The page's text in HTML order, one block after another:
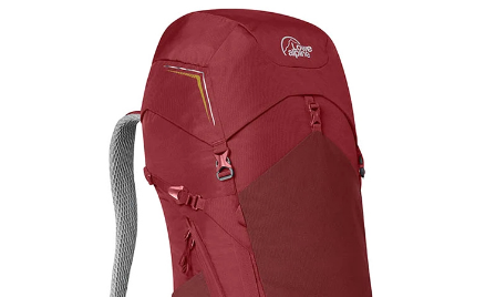
2.透過簡訊連結打開帳單後，可選擇「超商條碼／台灣大直營門市／銀行轉
帳／街口支付／iPASS MONEY」等通路繳費。
1.本服務係由「台灣大哥大股份有限公司」（以下簡稱本公司）所提供，讓
用戶於交易時，得透過本服務購買商品或服務，並由商店將買賣／分期付款
買賣價金債權讓與本公司後，依約使用本公司帳單繳交帳款。
2.基於同意付款使用「大哥付你分期」之契約關係目的，商店將以您的個人
資料（包含姓名、電話或地址）提供予台灣大哥大進項蒐集、處理及利用，
由本公司與您本人進行分期帳單所需資料之確認、核對及更正。
3.完整用戶服務條款，請詳閱以下連結：
https://oppay.tw/userRule
【「AFTEE先享後付」結帳流程】
１．於結帳方式選擇「AFTEE先享後付」後，將跳轉至「AFTEE先享後付」
結帳頁面，進行簡訊認證並確認金額後，即可完成結帳。
２．訂單成立數日內，您將收到繳費通知簡訊。
３．收到繳費通知簡訊後14天內，點擊此簡訊中的連結，可透過四大超商／
ATM／網路銀行／等多元方式進行付款，方視為交易完成。
※ 請注意：結帳手續完成當下不需立刻繳費，但若您需要取消訂單，請聯絡
購買商品的店家。未經商家同意取消之訂單仍視為有效，需透過AFTEE先享
後付繳納相關費用。
※ 交易是否成功請以「AFTEE先享後付 」之結帳頁面顯示為準，若有關於
是否繳費成功／繳費後需取消欲退款等相關疑問，請聯繫「AFTEE先享後付
客戶支援中心」https://netprotections.freshdesk.com/support/home
１．透過由恩沛科技股份有限公司提供之「AFTEE先享後付」服務完成之交
每筆NT$100，滿NT$799(含以上)免運費
每筆NT$130，滿NT$3,000(含以上)免運費